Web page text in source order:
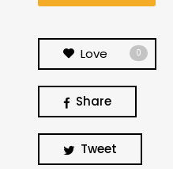
Love 0
Share
Tweet